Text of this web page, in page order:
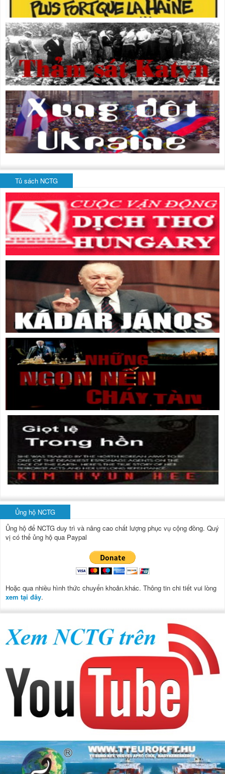
Tủ sách NCTG
Ủng hộ NCTG
Ủng hộ để NCTG duy trì và nâng cao chất lượng phục vụ cộng đồng. Quý
vị có thể ủng hộ qua Paypal
Hoặc qua nhiều hình thức chuyển khoản.khác. Thông tin chi tiết vui lòng
xem tại đây.